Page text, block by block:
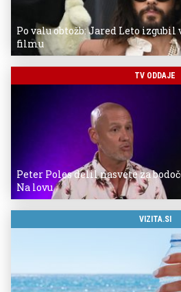
Po valu obtožb: Jared Leto
filmu
TV ODDAJE
Peter Poles delil nasvete za
Na lovu
VIZITA.SI